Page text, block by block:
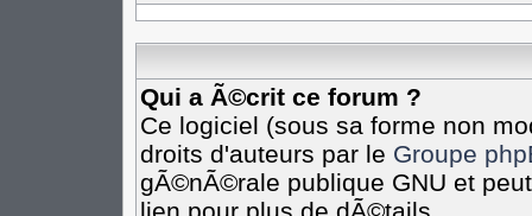
Qui a Ã©crit ce forum ?
Ce logiciel (sous sa forme non
droits d'auteurs par le Groupe
gÃ©nÃ©rale publique GNU et